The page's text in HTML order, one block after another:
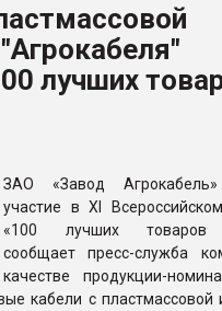
Всё, что
лучших
ЗАО «Завод
участие в XI
«100 лучших товаров
сообщает пресс-служба
качестве продукции-
кабели с пластмассовой